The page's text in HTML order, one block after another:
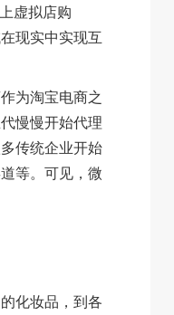
虚拟店购
现实中实现互
为淘宝电商之
慢慢开始代理
传统企业开始
等。可见，微
化妆品，到各